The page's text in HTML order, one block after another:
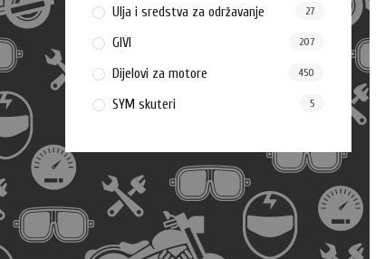
Ulja i sredstva za održavanje 27
GIVI 207
Dijelovi za motore 450
SYM skuteri 5